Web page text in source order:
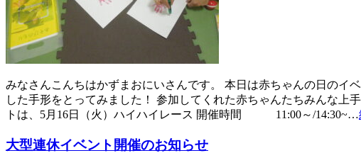
みなさんこんちはかずまおにいさんです。 本日は赤ちゃんの日のイ
した手形をとってみました！ 参加してくれた赤ちゃんたちみん
トは、5月16日（火）ハイハイレース 開催時間 11:00～/14:30~…
大型連休イベント開催のお知らせ